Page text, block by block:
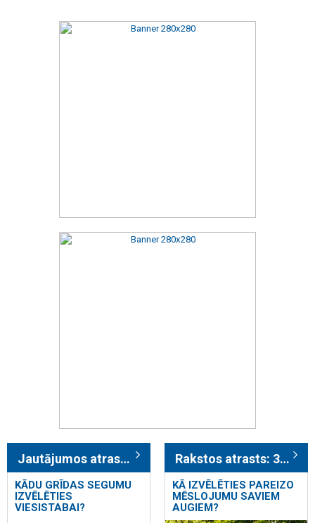
Jautājumos atrasts: 3
KĀDU GRĪDAS SEGUMU
IZVĒLĒTIES
VIESISTABAI?
Rakstos atrasts: 329
KĀ IZVĒLĒTIES PAREIZO
MĒSLOJUMU SAVIEM
AUGIEM?